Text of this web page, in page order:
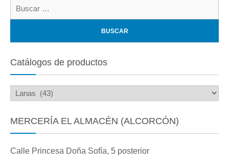
Catálogos de productos
MERCERÍA EL ALMACÉN (ALCORCÓN)
Calle Princesa Doña Sofía, 5 posterior